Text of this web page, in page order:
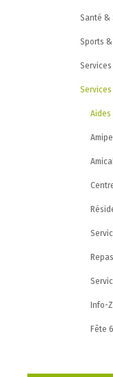
Santé &
Sports
Info-
Fête